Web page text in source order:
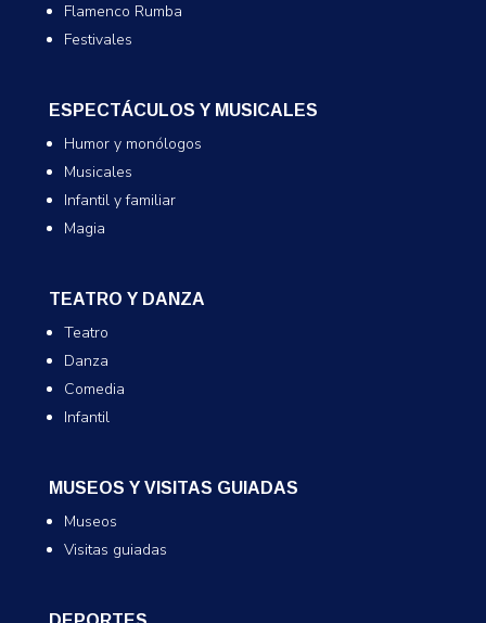
Flamenco Rumba
Festivales
ESPECTÁCULOS Y MUSICALES
Humor y monólogos
Musicales
Infantil y familiar
Magia
TEATRO Y DANZA
Teatro
Danza
Comedia
Infantil
MUSEOS Y VISITAS GUIADAS
Museos
Visitas guiadas